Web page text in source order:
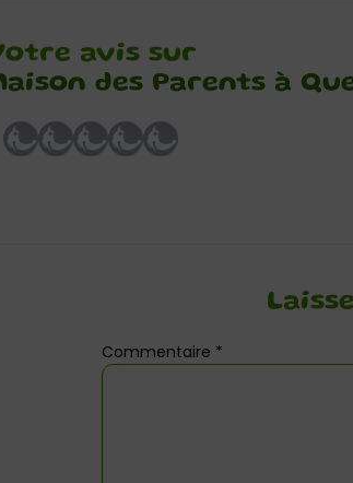
avis sur
des Parents à
Commentaire *